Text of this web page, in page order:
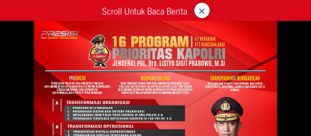
ke
Scroll Untuk Baca Berita ×